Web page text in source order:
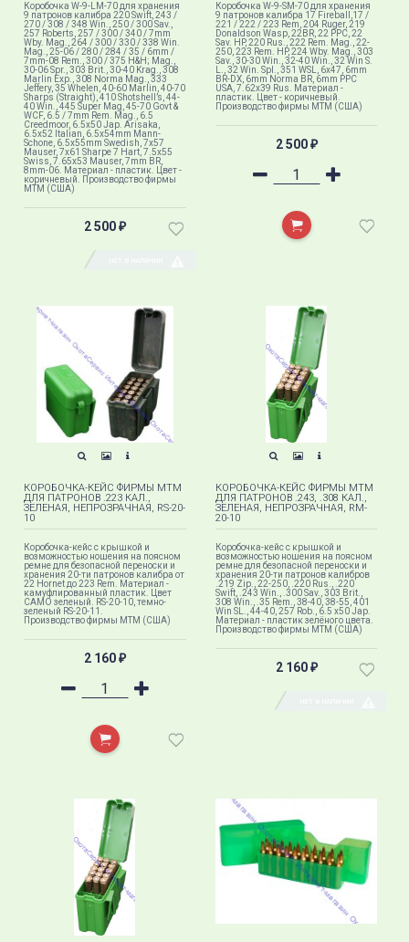
Коробочка W-9-LM-70 для хранения
9 патронов калибра 220 Swift, 243 /
270 / 308 / 348 Win., 250 / 300 Sav.,
257 Roberts, 257 / 300 / 340 / 7mm
Wby. Mag., 264 / 300 / 330 / 338 Win.
Mag., 25-06 / 280 / 284 / 35 / 6mm /
7mm-08 Rem., 300 / 375 H&H; Mag.,
30-06 Spr., 303 Brit., 30-40 Krag., 308
Marlin Exp., 308 Norma Mag., 333
Jeffery, 35 Whelen, 40-60 Marlin, 40-70
Sharps (Straight), 410 Shotshell’s, 44-
40 Win., 445 Super Mag, 45-70 Govt &
WCF, 6.5 / 7mm Rem. Mag., 6.5
Creedmoor, 6.5x50 Jap. Arisaka,
6.5x52 Italian, 6.5x54mm Mann-
Schone, 6.5x55mm Swedish, 7x57
Mauser, 7x61 Sharpe 7 Hart, 7.5x55
Swiss, 7.65x53 Mauser, 7mm BR,
8mm-06. Материал - пластик. Цвет -
коричневый. Производство фирмы
МТМ (США)
2 500 ₽
Коробочка W-9-SM-70 для хранения
9 патронов калибра 17 Fireball,17 /
221 / 222 / 223 Rem, 204 Ruger, 219
Donaldson Wasp, 22BR, 22 PPC, 22
Sav. HP, 220 Rus., 222 Rem. Mag., 22-
250, 223 Rem. HP, 224 Wby. Mag., 303
Sav., 30-30 Win., 32-40 Win., 32 Win S.
L., 32 Win. Spl., 351 WSL, 6x47, 6mm
BR-DX, 6mm Norma BR, 6mm PPC
USA, 7.62x39 Rus. Материал -
пластик. Цвет - коричневый.
Производство фирмы МТМ (США)
2 500 ₽
КОРОБОЧКА-КЕЙС ФИРМЫ MTM
ДЛЯ ПАТРОНОВ .223 КАЛ.,
ЗЕЛЕНАЯ, НЕПРОЗРАЧНАЯ, RS-20-
10
Коробочка-кейс с крышкой и
возможностью ношения на поясном
ремне для безопасной переноски и
хранения 20-ти патронов калибра от
22 Hornet до 223 Rem. Материал -
камуфлированный пластик. Цвет
CAMO зеленый. RS-20-10, темно-
зеленый RS-20-11.
Производство фирмы МТМ (США)
2 160 ₽
КОРОБОЧКА-КЕЙС ФИРМЫ MTM
ДЛЯ ПАТРОНОВ .243, .308 КАЛ.,
ЗЕЛЕНАЯ, НЕПРОЗРАЧНАЯ, RM-
20-10
Коробочка-кейс с крышкой и
возможностью ношения на поясном
ремне для безопасной переноски и
хранения 20-ти патронов калибров
.219 Zip., 22-250, .220 Rus., .220
Swift, .243 Win., .300 Sav., 303 Brit.,
308 Win., .35 Rem., 38-40, 38-55, 401
Win SL., 44-40, 257 Rob., 6.5 x50 Jap.
Материал - пластик зелёного цвета.
Производство фирмы МТМ (США)
2 160 ₽